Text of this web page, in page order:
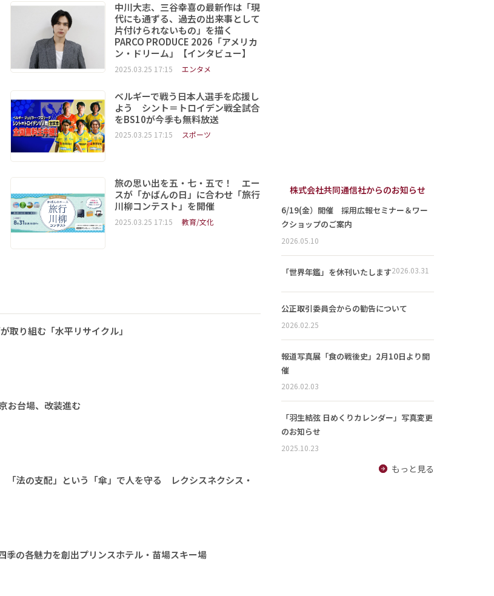
中川大志、三谷幸喜の最新作は「現
代にも通ずる、過去の出来事として
片付けられないもの」を描く
PARCO PRODUCE 2026「アメリカ
ン・ドリーム」【インタビュー】
2025.03.25 17:15 エンタメ
ベルギーで戦う日本人選手を応援し
よう シント＝トロイデン戦全試合
をBS10が今季も無料放送
2025.03.25 17:15 スポーツ
旅の思い出を五・七・五で！ エー
スが「かばんの日」に合わせ「旅行
川柳コンテスト」を開催
2025.03.25 17:15 教育/文化
り組む「水平リサイクル」
お台場、改装進む
法の支配」という「傘」で人を守る レクシスネクシス・
の各魅力を創出プリンスホテル・苗場スキー場
株式会社共同通信社からのお知らせ
6/19(金）開催 採用広報セミナー＆ワー
クショップのご案内
2026.05.10
「世界年鑑」を休刊いたします2026.03.31
公正取引委員会からの勧告について
2026.02.25
報道写真展「食の戦後史」2月10日より開
催
2026.02.03
「羽生結弦 日めくりカレンダー」写真変更
のお知らせ
2025.10.23
もっと見る